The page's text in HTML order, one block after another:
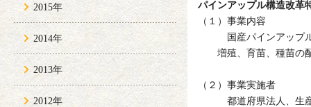
2015年
2014年
2013年
2012年
パインアップル構造改革
（１）事業内容
国産パインアップルの
増殖、育苗、種苗の配
（２）事業実施者
都道府県法人、生産